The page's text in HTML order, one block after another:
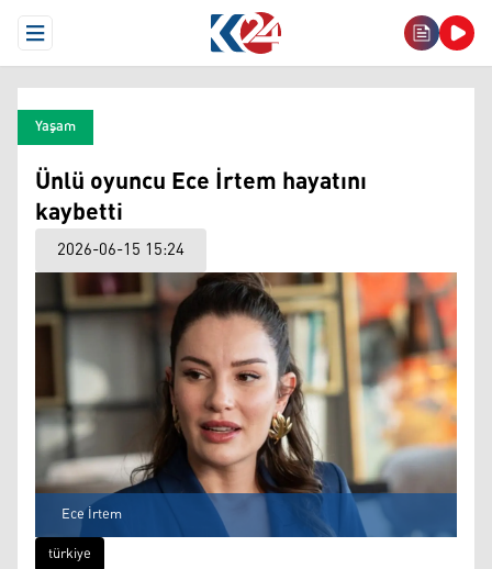
Open Menu
Yaşam
Ünlü oyuncu Ece İrtem hayatını
kaybetti
2026-06-15 15:24
Ece İrtem
türkiye